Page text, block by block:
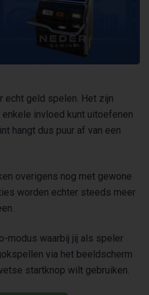
echt geld spelen. Het zijn
invloed kunt uitoefenen
hangt dus puur af van een
overigens nog met gewone
worden echter steeds meer
modus waarbij jij als speler
via het beeldscherm
startknop wilt gebruiken.